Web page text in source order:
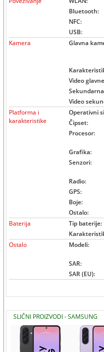
Bluetooth:
NFC:
USB:
Kamera
Glavna
Video
Video
Platforma i
karakteristike
Operativni
Čipset:
Procesor:
Grafika:
Senzori:
Radio:
GPS:
Boje:
Ostalo:
Baterija
Tip baterije:
Ostalo
Modeli:
SAR:
SAR (EU):
SLIČNI PROIZVODI - SAMSUNG